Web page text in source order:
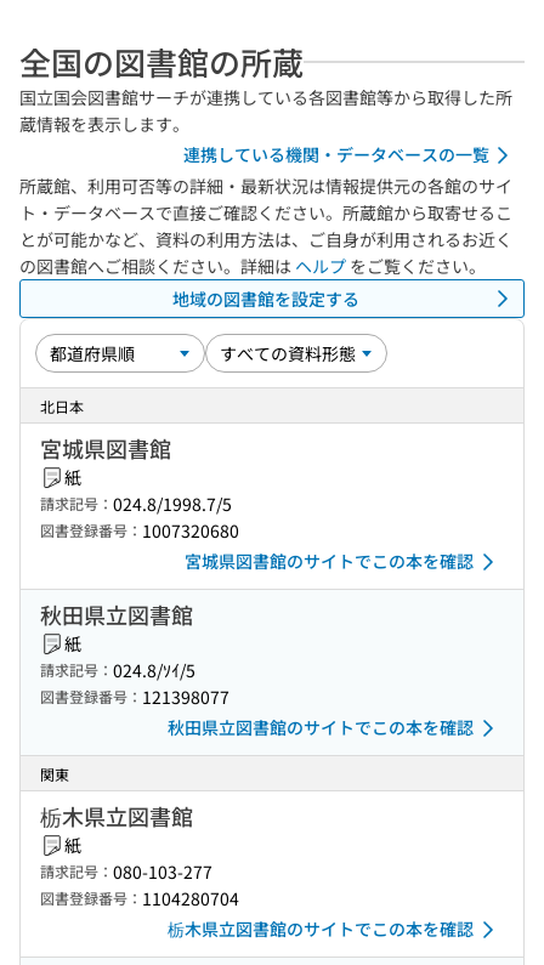
全国の図書館の所蔵
国立国会図書館サーチが連携している各図書館等から取得した所
蔵情報を表示します。
連携している機関・データベースの一覧
所蔵館、利用可否等の詳細・最新状況は情報提供元の各館のサイ
ト・データベースで直接ご確認ください。所蔵館から取寄せるこ
とが可能かなど、資料の利用方法は、ご自身が利用されるお近く
の図書館へご相談ください。詳細は ヘルプ をご覧ください。
地域の図書館を設定する
北日本
宮城県図書館
紙
請求記号： 024.8/1998.7/5
図書登録番号： 1007320680
宮城県図書館のサイトでこの本を確認
秋田県立図書館
紙
請求記号： 024.8/ｿｲ/5
図書登録番号： 121398077
秋田県立図書館のサイトでこの本を確認
関東
栃木県立図書館
紙
請求記号： 080-103-277
図書登録番号： 1104280704
栃木県立図書館のサイトでこの本を確認